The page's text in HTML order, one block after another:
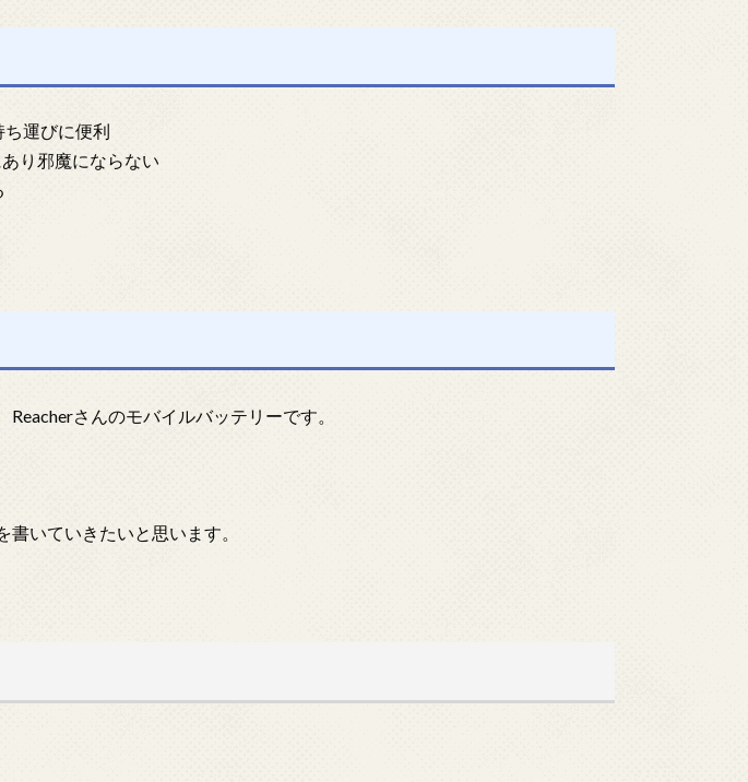
運びに便利
り邪魔にならない
さんのモバイルバッテリーです。
書いていきたいと思います。